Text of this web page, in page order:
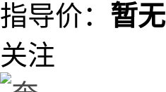
指导价： 暂无
关注